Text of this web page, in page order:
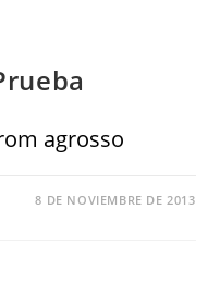
agrosso
8 DE NOVIEMBRE DE 2013